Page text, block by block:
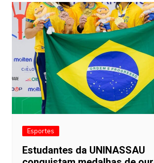
artigos
Esportes
Estudantes da UNINASSAU